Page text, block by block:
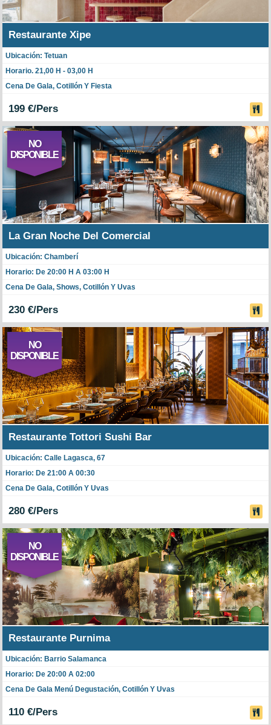
Restaurante Xipe
Ubicación: Tetuan
Horario. 21,00 H - 03,00 H
Cena De Gala, Cotillón Y Fiesta
199 €/Pers
NO
DISPONIBLE
La Gran Noche Del Comercial
Ubicación: Chamberí
Horario: De 20:00 H A 03:00 H
Cena De Gala, Shows, Cotillón Y Uvas
230 €/Pers
NO
DISPONIBLE
Restaurante Tottori Sushi Bar
Ubicación: Calle Lagasca, 67
Horario: De 21:00 A 00:30
Cena De Gala, Cotillón Y Uvas
280 €/Pers
NO
DISPONIBLE
Restaurante Purnima
Ubicación: Barrio Salamanca
Horario: De 20:00 A 02:00
Cena De Gala Menú Degustación, Cotillón Y Uvas
110 €/Pers